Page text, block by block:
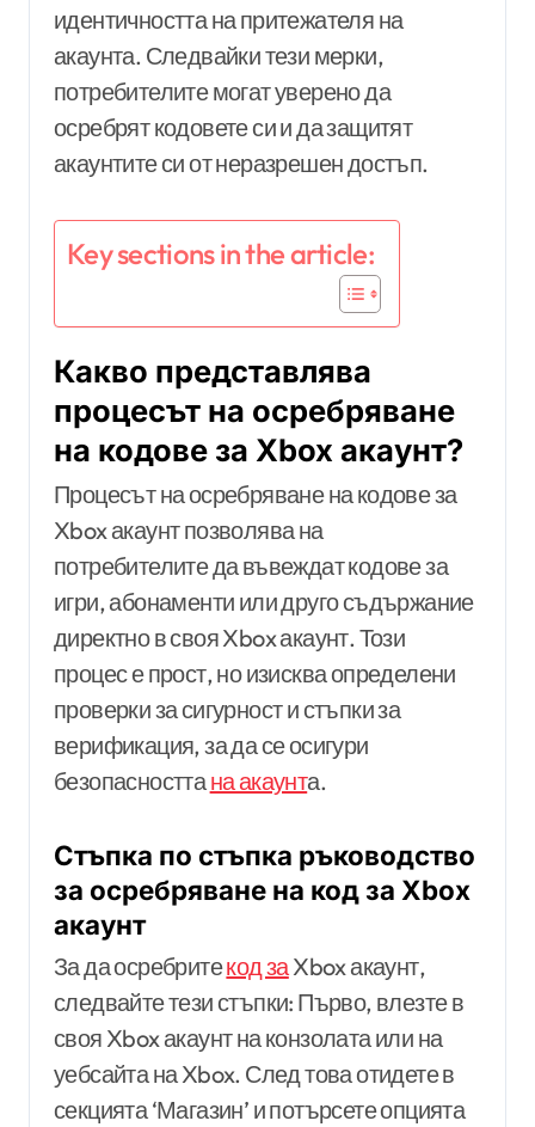
идентичността на притежателя на
акаунта. Следвайки тези мерки,
потребителите могат уверено да
осребрят кодовете си и да защитят
акаунтите си от неразрешен достъп.
Key sections in the article:
Какво представлява
процесът на осребряване
на кодове за Xbox акаунт?
Процесът на осребряване на кодове за
Xbox акаунт позволява на
потребителите да въвеждат кодове за
игри, абонаменти или друго съдържание
директно в своя Xbox акаунт. Този
процес е прост, но изисква определени
проверки за сигурност и стъпки за
верификация, за да се осигури
безопасносттана акаунта.
Стъпка по стъпка ръководство
за осребряване на код за Xbox
акаунт
За да осребритекод заXbox акаунт,
следвайте тези стъпки: Първо, влезте в
своя Xbox акаунт на конзолата или на
уебсайта на Xbox. След това отидете в
секцията ‘Магазин’ и потърсете опцията